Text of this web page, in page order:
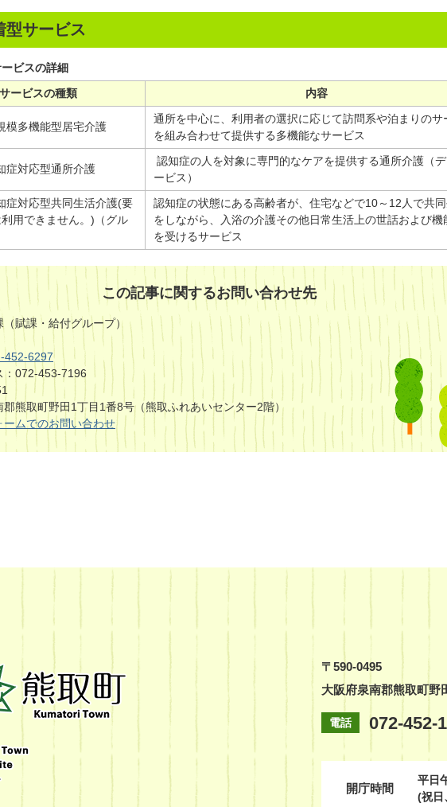
型サービス
ビスの詳細
サービスの種類
内容
模多機能型居宅介護
通所を中心に、利用者の選択に応じて訪問系や泊まりのサ
を組み合わせて提供する多機能なサービス
症対応型通所介護
認知症の人を対象に専門的なケアを提供する通所介護（
ービス）
症対応型共同生活介護(要
用できません。)（グル
認知症の状態にある高齢者が、住宅などで10～12人で共
をしながら、入浴の介護その他日常生活上の世話および機
を受けるサービス
この記事に関するお問い合わせ先
賦課・給付グループ）
452-6297
：072-453-7196
郡熊取町野田1丁目1番8号（熊取ふれあいセンター2階）
ームでのお問い合わせ
〒590-0495
大阪府泉南郡熊取町野
電話 072-452-
開庁時間
平日
(祝日